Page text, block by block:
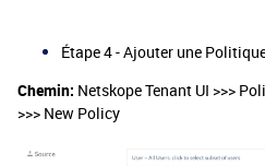
Étape 4 - Ajouter une
Chemin: Netskope Tenant UI >>>
>>> New Policy